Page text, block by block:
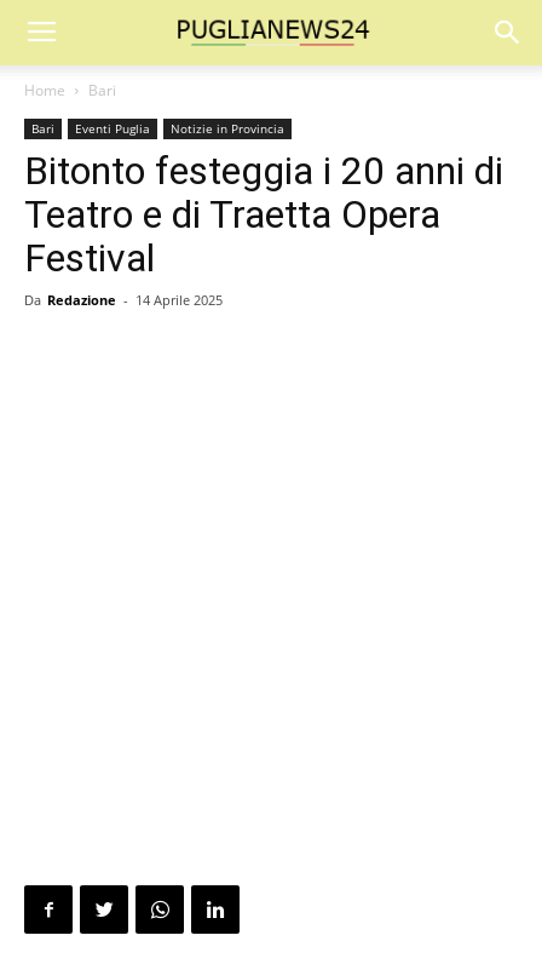
Home Bari
Bari Eventi Puglia Notizie in Provincia
Bitonto festeggia i 20 anni di
Teatro e di Traetta Opera
Festival
Da Redazione - 14 Aprile 2025